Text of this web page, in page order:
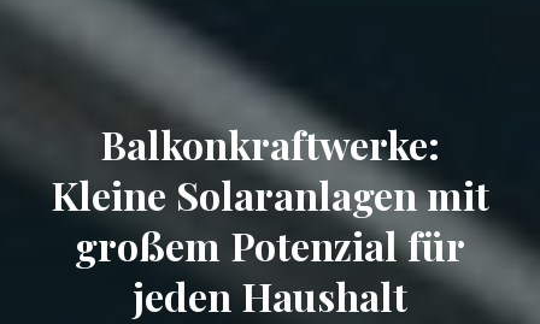
Balkonkraftwerke:
Kleine Solaranlagen mit
großem Potenzial für
jeden Haushalt